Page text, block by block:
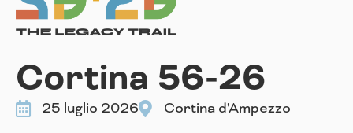
Cortina 56-26
25 luglio 2026 Cortina d'Ampezzo